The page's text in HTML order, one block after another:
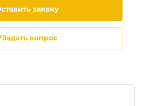
заявку
Задать вопрос